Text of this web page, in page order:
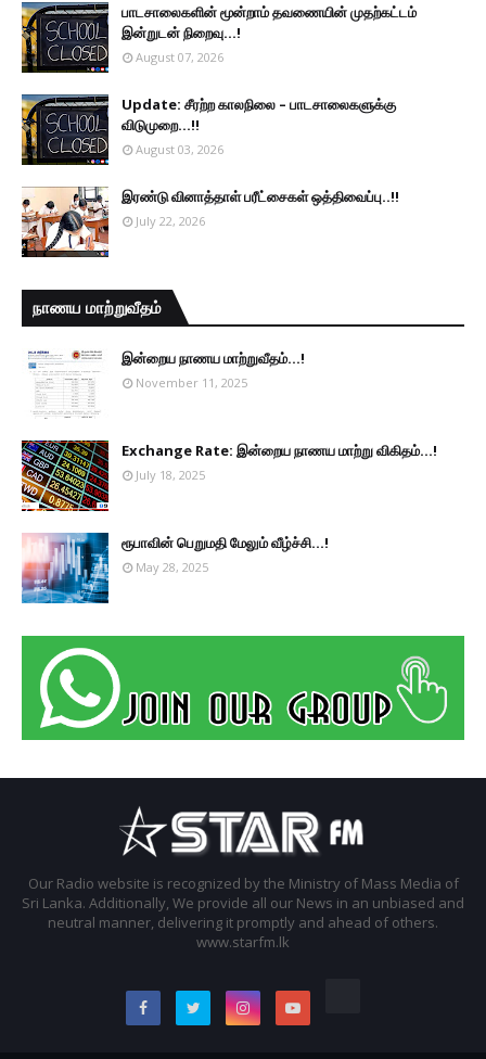
பாடசாலைகளின் மூன்றாம் தவணையின் முதற்கட்டம்
இன்றுடன் நிறைவு...!
August 07, 2026
Update: சீரற்ற காலநிலை – பாடசாலைகளுக்கு
விடுமுறை...!!
August 03, 2026
இரண்டு வினாத்தாள் பரீட்சைகள் ஒத்திவைப்பு..!!
July 22, 2026
நாணய மாற்றுவீதம்
இன்றைய நாணய மாற்றுவீதம்...!
November 11, 2025
Exchange Rate: இன்றைய நாணய மாற்று விகிதம்...!
July 18, 2025
ரூபாவின் பெறுமதி மேலும் வீழ்ச்சி...!
May 28, 2025
Our Radio website is recognized by the Ministry of Mass Media of
Sri Lanka. Additionally, We provide all our News in an unbiased and
neutral manner, delivering it promptly and ahead of others.
www.starfm.lk